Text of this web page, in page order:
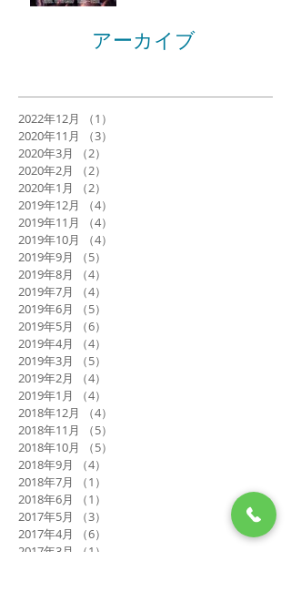
アーカイブ
2022年12月 （1）
2020年11月
（3）
2020年3月
（2）
2020年2月
（2）
2020年1月
（2）
2019年12月
（4）
2019年11月
（4）
2019年10月
（4）
2019年9月
（5）
2019年8月
（4）
2019年7月
（4）
2019年6月
（5）
2019年5月
（6）
2019年4月
（4）
2019年3月
（5）
2019年2月
（4）
2019年1月
（4）
2018年12月
（4）
2018年11月
（5）
2018年10月
（5）
2018年9月
（4）
2018年7月
（1）
2018年6月
（1）
2017年5月
（3）
2017年4月
（6）
2017年3月
（1）